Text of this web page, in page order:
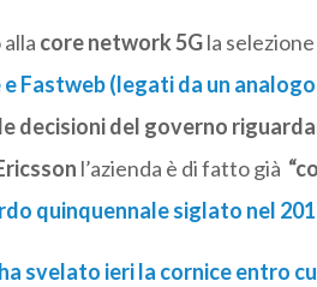
core network 5Gla
Fastweb(legati da un
decisioni del governo
l’azienda è di fatto già
quinquennale siglato nel
ha svelato ieri la cornice entro